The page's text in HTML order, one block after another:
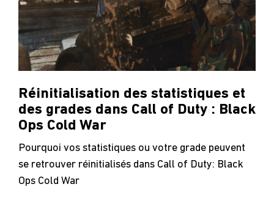
Réinitialisation des statistiques et
des grades dans Call of Duty : Black
Ops Cold War
Pourquoi vos statistiques ou votre grade peuvent
se retrouver réinitialisés dans Call of Duty: Black
Ops Cold War